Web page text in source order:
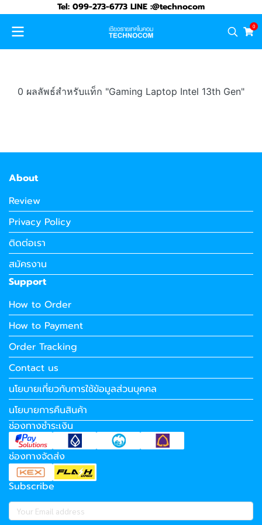
Tel: 099-273-6773 LINE :@technocom
0
0 ผลลัพธ์สำหรับแท็ก "Gaming Laptop Intel 13th Gen"
About
Review
Privacy Policy
ติดต่อเรา
สมัครงาน
Support
How to Order
How to Payment
Order Tracking
Contact us
นโยบายเกี่ยวกับการใช้ข้อมูลส่วนบุคคล
นโยบายการคืนสินค้า
ช่องทางชำระเงิน
ช่องทางจัดส่ง
Subscribe